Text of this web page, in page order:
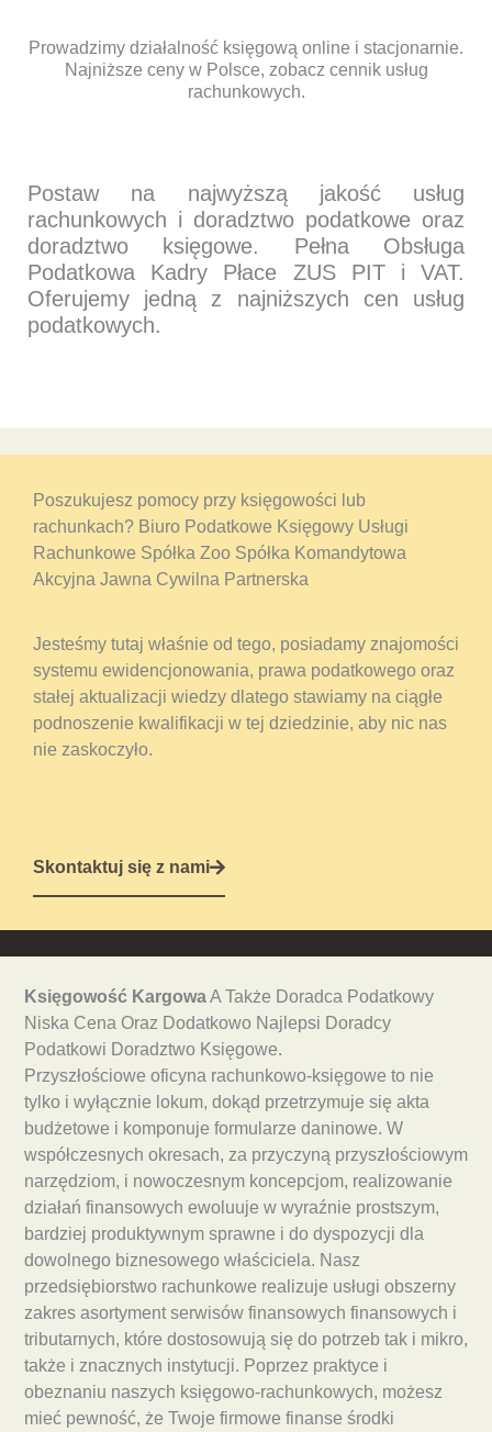
POMOŻEMY CI W CODZIENNYCH
SPRAWACH
Prowadzimy działalność księgową online i stacjonarnie.
Najniższe ceny w Polsce, zobacz cennik usług
rachunkowych.
Postaw na najwyższą jakość usług
rachunkowych i doradztwo podatkowe oraz
doradztwo księgowe. Pełna Obsługa
Podatkowa Kadry Płace ZUS PIT i VAT.
Oferujemy jedną z najniższych cen usług
podatkowych.
Poszukujesz pomocy przy księgowości lub
rachunkach? Biuro Podatkowe Księgowy Usługi
Rachunkowe Spółka Zoo Spółka Komandytowa
Akcyjna Jawna Cywilna Partnerska
Jesteśmy tutaj właśnie od tego, posiadamy znajomości
systemu ewidencjonowania, prawa podatkowego oraz
stałej aktualizacji wiedzy dlatego stawiamy na ciągłe
podnoszenie kwalifikacji w tej dziedzinie, aby nic nas
nie zaskoczyło.
Skontaktuj się z nami
Księgowość KargowaA Także Doradca Podatkowy
Niska Cena Oraz Dodatkowo Najlepsi Doradcy
Podatkowi Doradztwo Księgowe.
Przyszłościowe oficyna rachunkowo-księgowe to nie
tylko i wyłącznie lokum, dokąd przetrzymuje się akta
budżetowe i komponuje formularze daninowe. W
współczesnych okresach, za przyczyną przyszłościowym
narzędziom, i nowoczesnym koncepcjom, realizowanie
działań finansowych ewoluuje w wyraźnie prostszym,
bardziej produktywnym sprawne i do dyspozycji dla
dowolnego biznesowego właściciela. Nasz
przedsiębiorstwo rachunkowe realizuje usługi obszerny
zakres asortyment serwisów finansowych finansowych i
tributarnych, które dostosowują się do potrzeb tak i mikro,
także i znacznych instytucji. Poprzez praktyce i
obeznaniu naszych księgowo-rachunkowych, możesz
mieć pewność, że Twoje firmowe finanse środki